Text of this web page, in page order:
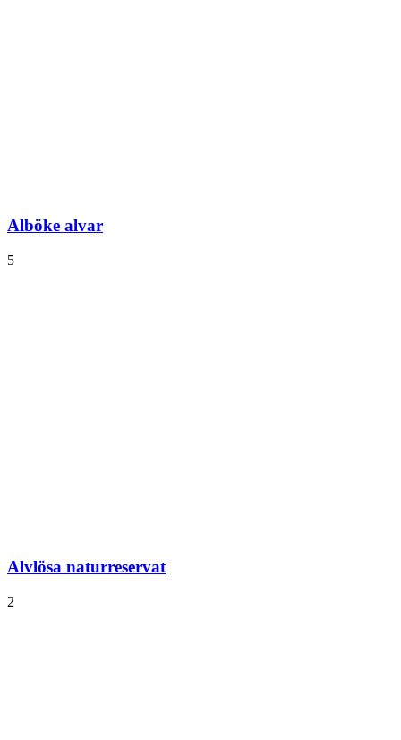
Alböke alvar
5
Alvlösa naturreservat
2